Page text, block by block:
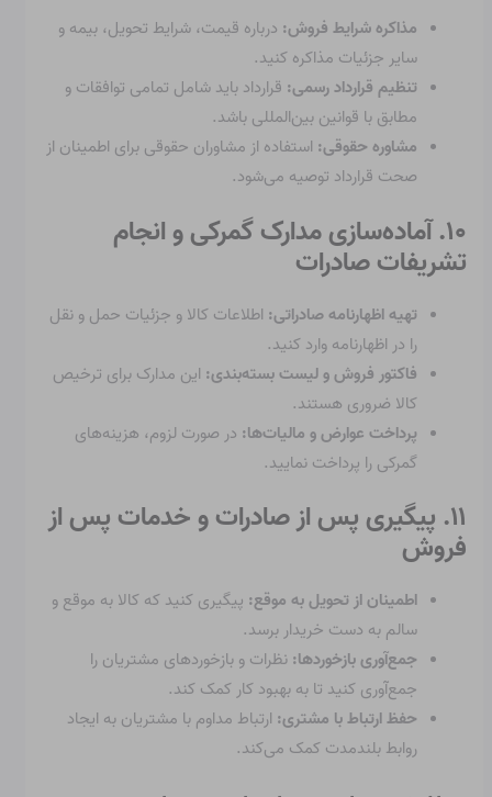
مذاکره شرایط فروش: درباره قیمت، شرایط تحویل، بیمه و
سایر جزئیات مذاکره کنید.
تنظیم قرارداد رسمی: قرارداد باید شامل تمامی توافقات و
مطابق با قوانین بین‌المللی باشد.
مشاوره حقوقی: استفاده از مشاوران حقوقی برای اطمینان از
صحت قرارداد توصیه می‌شود.
۱۰. آماده‌سازی مدارک گمرکی و انجام
تشریفات صادرات
تهیه اظهارنامه صادراتی: اطلاعات کالا و جزئیات حمل و نقل
را در اظهارنامه وارد کنید.
فاکتور فروش و لیست بسته‌بندی: این مدارک برای ترخیص
کالا ضروری هستند.
پرداخت عوارض و مالیات‌ها: در صورت لزوم، هزینه‌های
گمرکی را پرداخت نمایید.
۱۱. پیگیری پس از صادرات و خدمات پس از
فروش
اطمینان از تحویل به موقع: پیگیری کنید که کالا به موقع و
سالم به دست خریدار برسد.
جمع‌آوری بازخوردها: نظرات و بازخوردهای مشتریان را
جمع‌آوری کنید تا به بهبود کار کمک کند.
حفظ ارتباط با مشتری: ارتباط مداوم با مشتریان به ایجاد
روابط بلندمدت کمک می‌کند.